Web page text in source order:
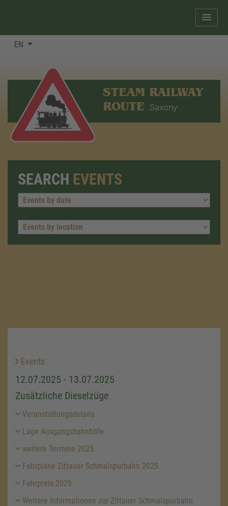
EN
STEAM RAILWAY
ROUTE Saxony
SEARCH EVENTS
Events
12.07.2025 - 13.07.2025
Zusätzliche Dieselzüge
Veranstaltungsdetails
Lage Ausgangsbahnhöfe
weitere Termine 2025
Fahrpläne Zittauer Schmalspurbahn 2025
Fahrpreis 2025
Weitere Informationen zur Zittauer Schmalspurbahn